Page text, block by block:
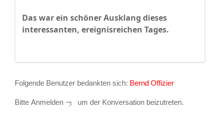
Das war ein schöner Ausklang dieses
interessanten, ereignisreichen Tages.
Folgende Benutzer bedankten sich: Bernd Offizier
Bitte Anmelden um der Konversation beizutreten.